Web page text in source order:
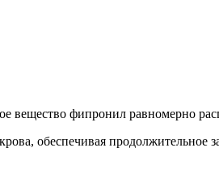
фипронил равномерно
обеспечивая продолжительное